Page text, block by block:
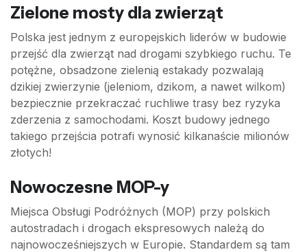
Zielone mosty dla zwierząt
Polska jest jednym z europejskich liderów w budowie
przejść dla zwierząt nad drogami szybkiego ruchu. Te
potężne, obsadzone zielenią estakady pozwalają
dzikiej zwierzynie (jeleniom, dzikom, a nawet wilkom)
bezpiecznie przekraczać ruchliwe trasy bez ryzyka
zderzenia z samochodami. Koszt budowy jednego
takiego przejścia potrafi wynosić kilkanaście milionów
złotych!
Nowoczesne MOP-y
Miejsca Obsługi Podróżnych (MOP) przy polskich
autostradach i drogach ekspresowych należą do
najnowocześniejszych w Europie. Standardem są tam